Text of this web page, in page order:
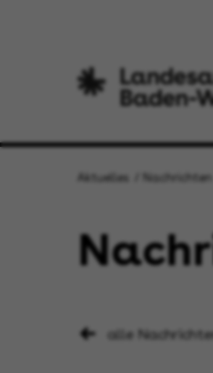
Aktuelles Nachrichten
alle